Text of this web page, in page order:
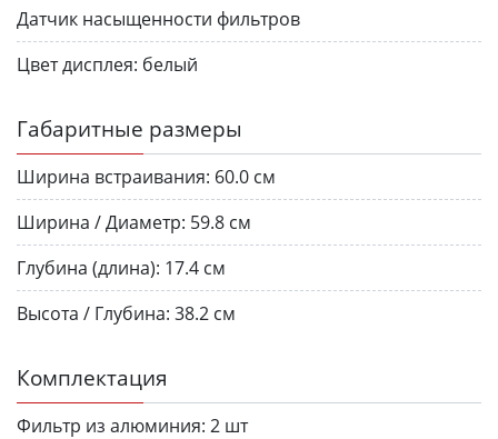
Датчик насыщенности фильтров
Цвет дисплея: белый
Габаритные размеры
Ширина встраивания: 60.0 см
Ширина / Диаметр: 59.8 см
Глубина (длина): 17.4 см
Высота / Глубина: 38.2 см
Комплектация
Фильтр из алюминия: 2 шт